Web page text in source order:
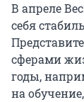
В апреле
себя
сферами
годы,
на